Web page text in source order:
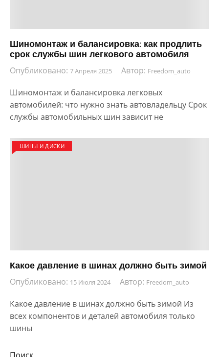
Шиномонтаж и балансировка: как продлить
срок службы шин легкового автомобиля
Опубликовано: 7 Апреля 2025 Автор: Freedom_auto
Шиномонтаж и балансировка легковых
автомобилей: что нужно знать автовладельцу Срок
службы автомобильных шин зависит не
ШИНЫ И ДИСКИ
Какое давление в шинах должно быть зимой
Опубликовано: 15 Июля 2024 Автор: Freedom_auto
Какое давление в шинах должно быть зимой Из
всех компонентов и деталей автомобиля только
шины